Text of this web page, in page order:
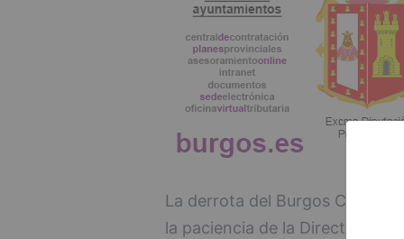
La derrota del Burgos CF ante
la paciencia de la Directiva de